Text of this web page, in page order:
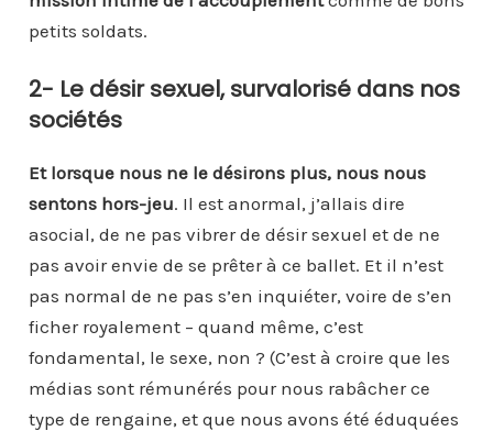
petits soldats.
2- Le désir sexuel, survalorisé dans nos
sociétés
Et lorsque nous ne le désirons plus, nous nous
sentons hors-jeu. Il est anormal, j’allais dire
asocial, de ne pas vibrer de désir sexuel et de ne
pas avoir envie de se prêter à ce ballet. Et il n’est
pas normal de ne pas s’en inquiéter, voire de s’en
ficher royalement – quand même, c’est
fondamental, le sexe, non ? (C’est à croire que les
médias sont rémunérés pour nous rabâcher ce
type de rengaine, et que nous avons été éduquées